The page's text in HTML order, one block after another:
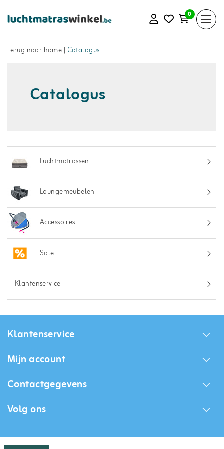
0
Terug naar home |Catalogus
Catalogus
Luchtmatrassen
Loungemeubelen
Accessoires
Sale
Klantenservice
Klantenservice
Mijn account
Contactgegevens
Volg ons